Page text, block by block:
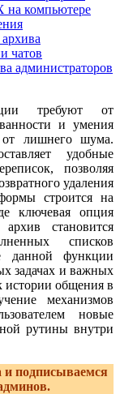
на компьютере
чатов
администраторов
требуют от
и умения
от лишнего шума.
удобные
позволяя
удаления
строится на
ключевая опция
становится
списков
данной функции
задачах и важных
истории общения в
механизмов
новые
рутины внутри
и подписываемся